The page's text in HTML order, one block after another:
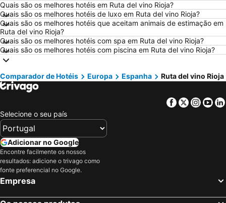
Hotéis em Sangenjo
Hotéis em Vila Nova de Milfontes
Hotéis em Vilamoura
Hotéis em Vigo
Hotéis em Roma
Hotéis em Centro de Portugal
Hotéis em Sul de Espanha
Hotéis em Málaga
Hotéis em Minorca
Hotéis em Ibiza
Hotéis em Galiza
Hotéis em Douro
Hotéis em Serra da Estrela
Hotéis em Costa do Sol
Hotéis em Tenerife
Hotéis em São Miguel
Quais são os melhores hotéis em Ruta del vino Rioja?
Quais são os melhores hotéis de luxo em Ruta del vino Rioja?
Quais são os melhores hotéis que aceitam animais de estimação em
Ruta del vino Rioja?
Quais são os melhores hotéis com spa em Ruta del vino Rioja?
Quais são os melhores hotéis com piscina em Ruta del vino Rioja?
Comparador de Hotéis Europa Espanha Ruta del vino Rioja
Facebook
Twitter
Selecione o seu país
Adicionar no Google
Encontre facilmente os nossos
resultados: adicione o trivago como
fonte preferencial no Google.
Empresa